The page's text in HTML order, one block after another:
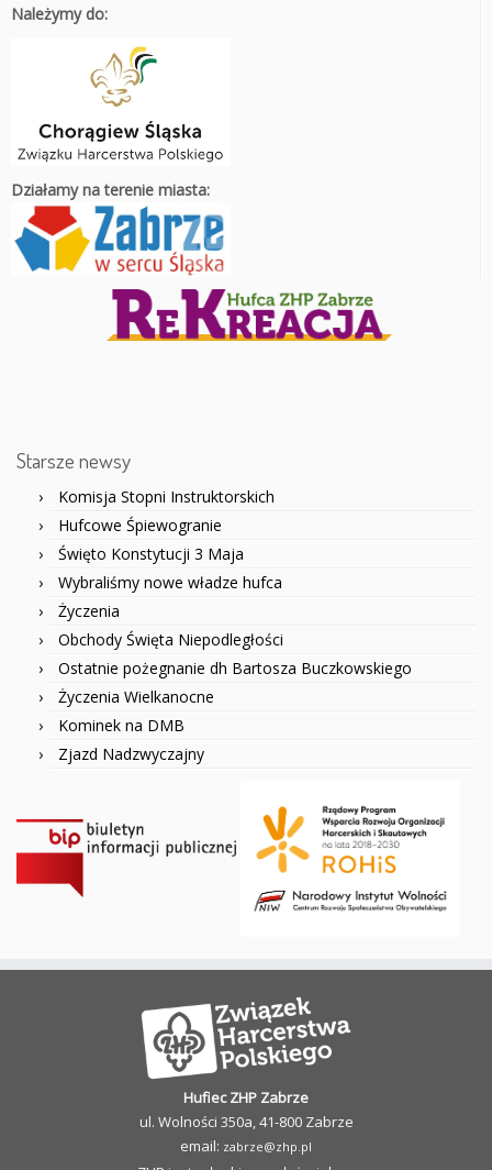
Należymy do:
Działamy na terenie miasta:
Starsze newsy
Komisja Stopni Instruktorskich
Hufcowe Śpiewogranie
Święto Konstytucji 3 Maja
Wybraliśmy nowe władze hufca
Życzenia
Obchody Święta Niepodległości
Ostatnie pożegnanie dh Bartosza Buczkowskiego
Życzenia Wielkanocne
Kominek na DMB
Zjazd Nadzwyczajny
Hufiec ZHP Zabrze
ul. Wolności 350a, 41-800 Zabrze
email: zabrze@zhp.pl